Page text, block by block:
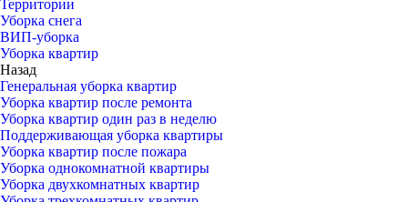
Территории
Уборка снега
ВИП-уборка
Уборка квартир
Назад
Генеральная уборка квартир
Уборка квартир после ремонта
Уборка квартир один раз в неделю
Поддерживающая уборка квартиры
Уборка квартир после пожара
Уборка однокомнатной квартиры
Уборка двухкомнатных квартир